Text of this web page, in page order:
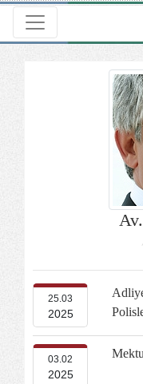
Toggle navigation
25.03
2025
03.02
2025